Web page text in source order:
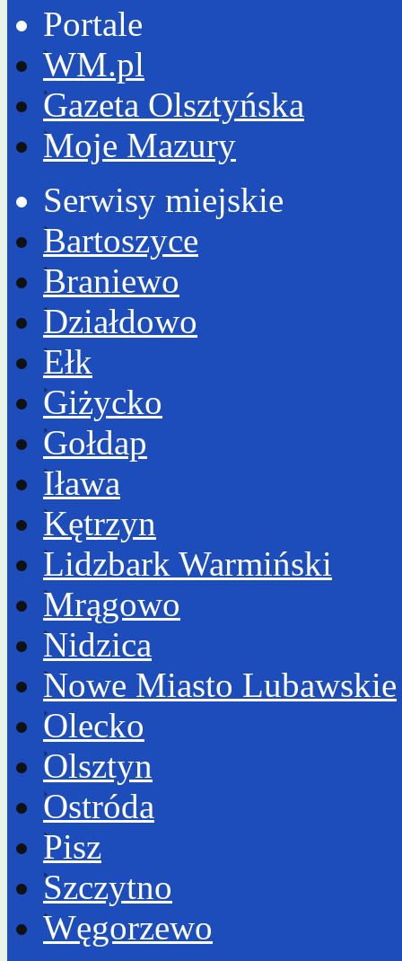
Portale
WM.pl
Gazeta Olsztyńska
Moje Mazury
Serwisy miejskie
Bartoszyce
Braniewo
Działdowo
Ełk
Giżycko
Gołdap
Iława
Kętrzyn
Lidzbark Warmiński
Mrągowo
Nidzica
Nowe Miasto Lubawskie
Olecko
Olsztyn
Ostróda
Pisz
Szczytno
Węgorzewo